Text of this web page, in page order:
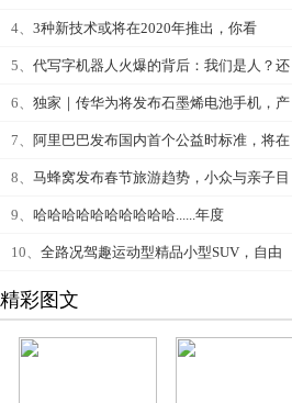
4、 3种新技术或将在2020年推出，你看
5、 代写字机器人火爆的背后：我们是人？还
6、 独家｜传华为将发布石墨烯电池手机，产
7、 阿里巴巴发布国内首个公益时标准，将在
8、 马蜂窝发布春节旅游趋势，小众与亲子目
9、 哈哈哈哈哈哈哈哈哈哈......年度
10、 全路况驾趣运动型精品小型SUV，自由
精彩图文